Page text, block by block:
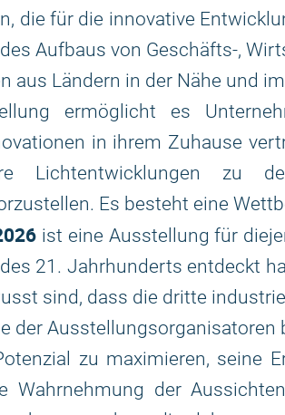
die für die innovative
Aufbaus von Geschäfts-,
aus Ländern in der Nähe und
ermöglicht es
in ihrem Zuhause
Lichtentwicklungen zu
Es besteht eine
ist eine Ausstellung für
21. Jahrhunderts entdeckt
sind, dass die dritte
der
zu maximieren, seine
Wahrnehmung der